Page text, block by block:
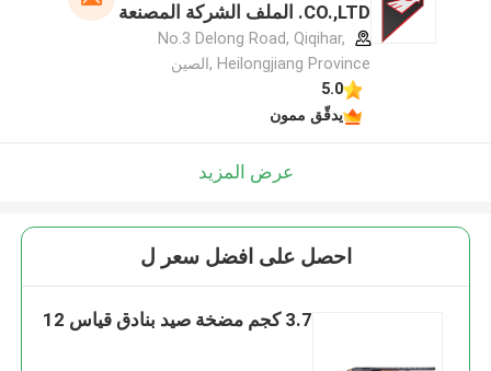
CO.,LTD. الملف الشركة المصنعة
No.3 Delong Road, Qiqihar,
Heilongjiang Province ,الصين
5.0
يدقّق ممون
عرض المزيد
احصل على افضل سعر ل
3.7 كجم مضخة صيد بنادق قياس 12